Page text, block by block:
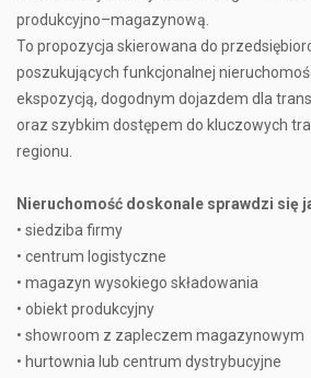
produkcyjno–magazynową.
To propozycja skierowana do
poszukujących funkcjonalnej
ekspozycją, dogodnym dojazdem dla
oraz szybkim dostępem do kluczowych
regionu.
Nieruchomość doskonale sprawdzi się
• siedziba firmy
• centrum logistyczne
• magazyn wysokiego składowania
• obiekt produkcyjny
• showroom z zapleczem magazynowym
• hurtownia lub centrum dystrybucyjne